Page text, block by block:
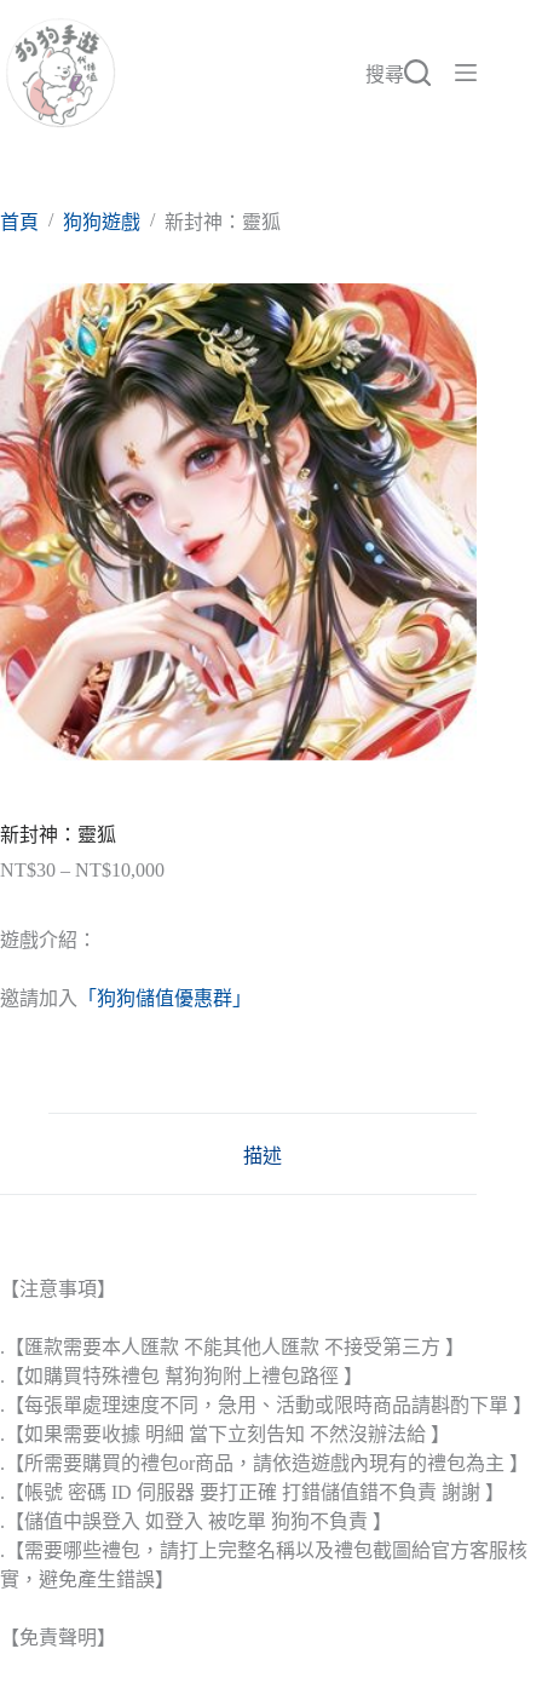
至
要
搜尋
首頁 / 狗狗遊戲 / 新封神：靈狐
新封神：靈狐
NT$30 – NT$10,000價
NT$30
到
遊戲介紹：
邀請加入 「狗狗儲值優惠群」
描述
【注意事項】
.【匯款需要本人匯款 不能其他人匯款 不接受第三方 】
.【如購買特殊禮包 幫狗狗附上禮包路徑 】
.【每張單處理速度不同，急用、活動或限時商品請斟酌下單 】
.【如果需要收據 明細 當下立刻告知 不然沒辦法給 】
.【所需要購買的禮包or商品，請依造遊戲內現有的禮包為主 】
.【帳號 密碼 ID 伺服器 要打正確 打錯儲值錯不負責 謝謝 】
.【儲值中誤登入 如登入 被吃單 狗狗不負責 】
.【需要哪些禮包，請打上完整名稱以及禮包截圖給官方客服核
實，避免產生錯誤】
【免責聲明】